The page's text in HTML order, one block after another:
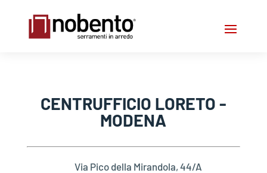
CENTRUFFICIO LORETO -
MODENA
Via Pico della Mirandola, 44/A